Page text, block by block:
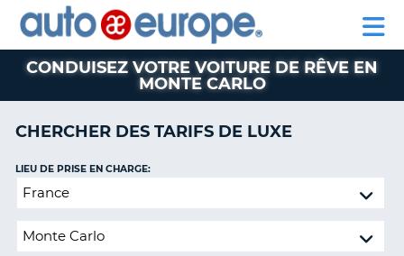
LOCATION
DE
VOITURES
CAMPING-
CAR
PARTENAIRE
SUPPORT
CLIENT
AUTO
EUROPE
LOCATION
DE
VOITURES
CAR
PARTENAIRE
SUPPORT
COMPTE
CONDUISEZ VOTRE VOITURE DE RÊVE EN
MONTE CARLO
CHERCHER DES TARIFS DE LUXE
Lieu
retour
LIEU DE PRISE EN CHARGE: